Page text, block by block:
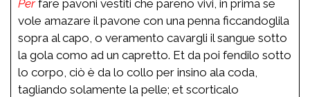
Perfare pavoni vestiti che pareno vivi, in prima se
vole amazare il pavone con una penna ficcandoglila
sopra al capo, o veramento cavargli il sangue sotto
la gola como ad un capretto. Et da poi fendilo sotto
lo corpo, ciò è da lo collo per insino ala coda,
tagliando solamente la pelle; et scorticalo